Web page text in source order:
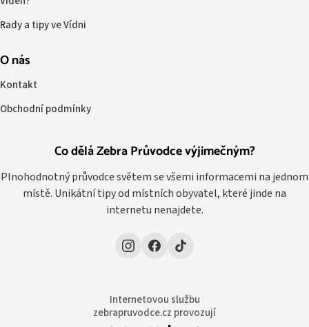
Co dělá Zebra Průvodce výjimečným?
Plnohodnotný průvodce světem se všemi informacemi na jednom
místě. Unikátní tipy od místních obyvatel, které jinde na
internetu nenajdete.
Rady a tipy ve Vídni
O nás
Kontakt
Obchodní podmínky
Internetovou službu
zebrapruvodce.cz provozují